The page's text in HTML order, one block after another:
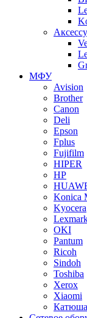
МФУ
Avision
Brother
Canon
Deli
Epson
Fplus
Fujifilm
HIPER
HP
Konica
Kyocera
OKI
Pantum
Ricoh
Sindoh
Toshiba
Xerox
Xiaomi
Катюша